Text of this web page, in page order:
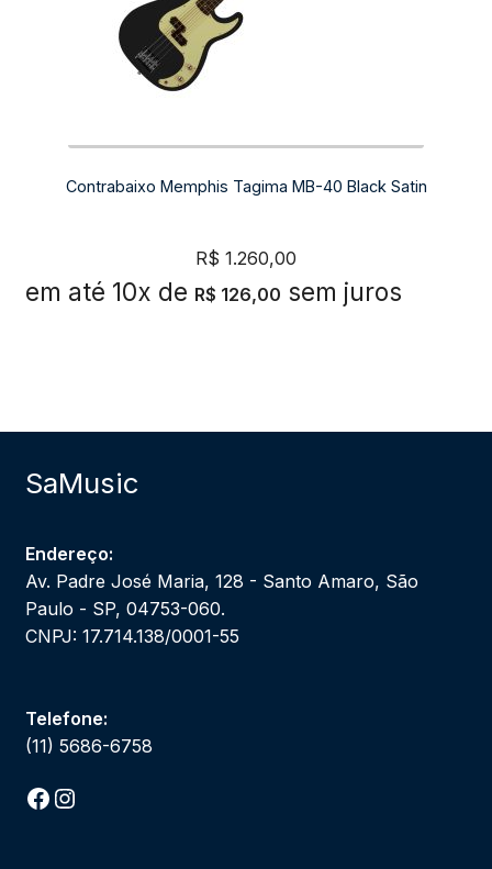
Contrabaixo Memphis Tagima MB-40 Black Satin
R$ 1.260,00
em até 10x de R$ 126,00 sem juros
SaMusic
Endereço:
Av. Padre José Maria, 128 - Santo Amaro, São
Paulo - SP, 04753-060.
CNPJ: 17.714.138/0001-55
Telefone:
(11) 5686-6758
Facebook
Instagram